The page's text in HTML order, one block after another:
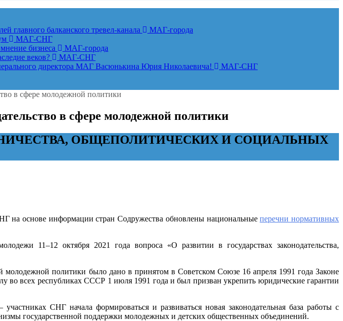
главного балканского тревел-канала
МАГ-города
МАГ-СНГ
бизнеса
МАГ-города
веков?
МАГ-СНГ
директора МАГ Васюнькина Юрия Николаевича!
МАГ-СНГ
в сфере молодежной политики
в сфере молодежной политики
ОБЩЕПОЛИТИЧЕСКИХ И СОЦИАЛЬНЫХ
на основе информации стран Содружества обновлены национальныеперечни нормативных
11–12 октября 2021 года вопроса «О развитии в государствах законодательства,
молодежной политики было дано в принятом в Советском Союзе 16 апреля 1991 года Законе
всех республиках СССР 1 июля 1991 года и был призван укрепить юридические гарантии
СНГ начала формироваться и развиваться новая законодательная база работы с
государственной поддержки молодежных и детских общественных объединений.